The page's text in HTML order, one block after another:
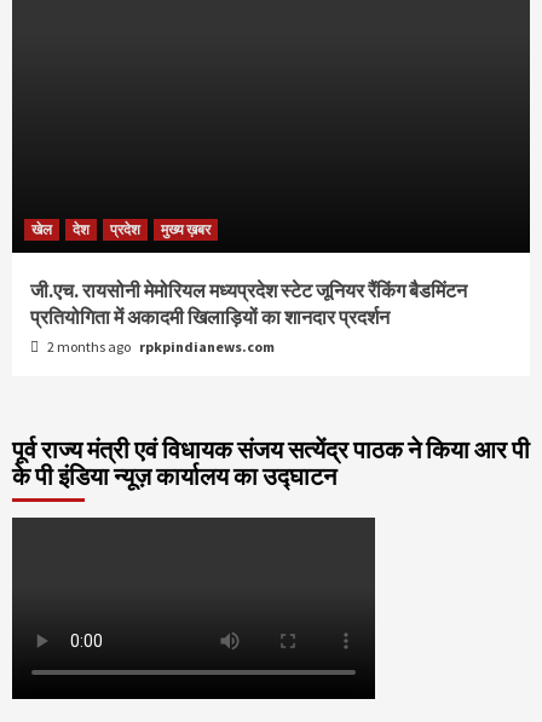
खेल देश प्रदेश मुख्य ख़बर
जी.एच. रायसोनी मेमोरियल मध्यप्रदेश स्टेट जूनियर रैंकिंग बैडमिंटन
प्रतियोगिता में अकादमी खिलाड़ियों का शानदार प्रदर्शन
2 months ago rpkpindianews.com
पूर्व राज्य मंत्री एवं विधायक संजय सत्येंद्र पाठक ने किया आर पी
के पी इंडिया न्यूज़ कार्यालय का उद्घाटन